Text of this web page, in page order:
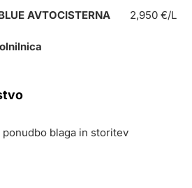
AVTOCISTERNA 2,950 €/L
blaga in storitev